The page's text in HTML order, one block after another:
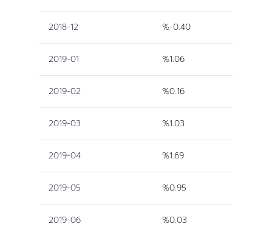
2018-12 %-0.40
2019-01 %1.06
2019-02 %0.16
2019-03 %1.03
2019-04 %1.69
2019-05 %0.95
2019-06 %0.03